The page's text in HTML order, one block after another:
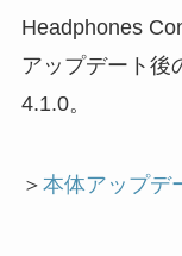
Headphones
アップデート後
4.1.0。
＞ 本体アップデ